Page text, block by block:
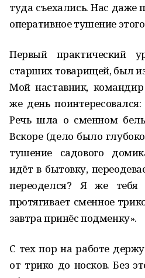
туда съехались. Нас даже
оперативное тушение
Первый практический
старших товарищей, был
Мой наставник,
же день
Речь шла о сменном
Вскоре (дело было
тушение садового
идёт в бытовку,
переоделся? Я же
протягивает сменное
завтра принёс подменку».
С тех пор на работе
от трико до носков. Без